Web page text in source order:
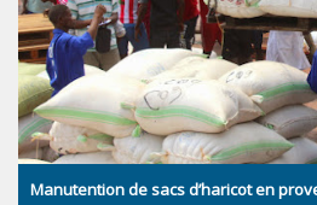
Manutention de sacs d’haricot en